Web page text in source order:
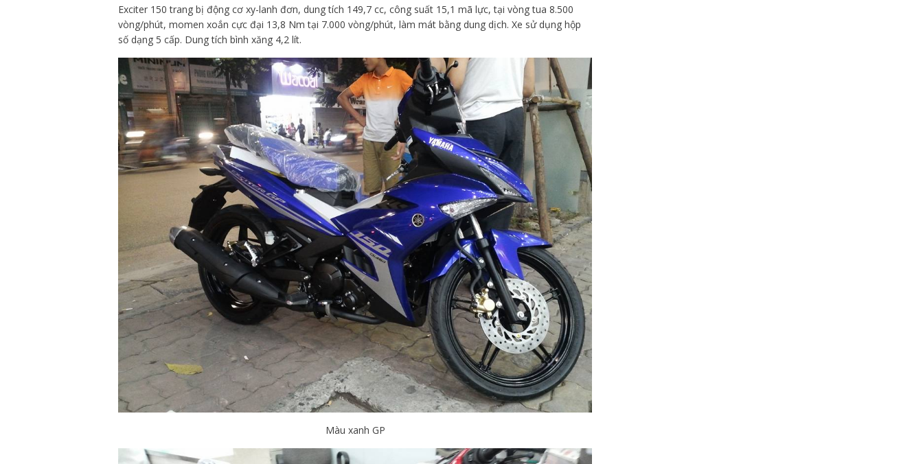
Exciter 150 trang bị động cơ xy-lanh đơn, dung tích 149,7 cc, công suất 15,1 mã lực, tại vòng tua 8.500
vòng/phút, momen xoắn cực đại 13,8 Nm tại 7.000 vòng/phút, làm mát bằng dung dịch. Xe sử dụng hộp
số dạng 5 cấp. Dung tích bình xăng 4,2 lít.
Màu xanh GP